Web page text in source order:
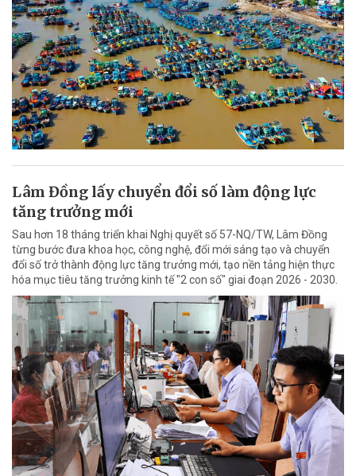
Lâm Đồng lấy chuyển đổi số làm động lực
tăng trưởng mới
Sau hơn 18 tháng triển khai Nghị quyết số 57-NQ/TW, Lâm Đồng
từng bước đưa khoa học, công nghệ, đổi mới sáng tạo và chuyển
đổi số trở thành động lực tăng trưởng mới, tạo nền tảng hiện thực
hóa mục tiêu tăng trưởng kinh tế "2 con số" giai đoạn 2026 - 2030.